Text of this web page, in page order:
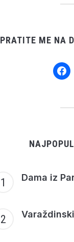
PRATITE ME NA
Dama iz